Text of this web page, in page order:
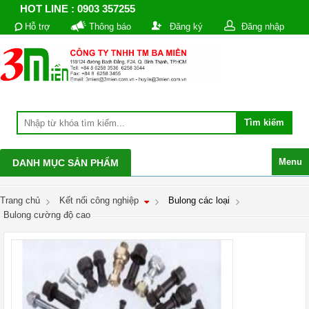
HOT LINE : 0903 357255
Hỗ trợ Thông báo Đăng ký Đăng nhập
Menu
DANH MỤC SẢN PHẨM
Trang chủ Kết nối công nghiệp
Bulong các loại
Bulong cường độ cao